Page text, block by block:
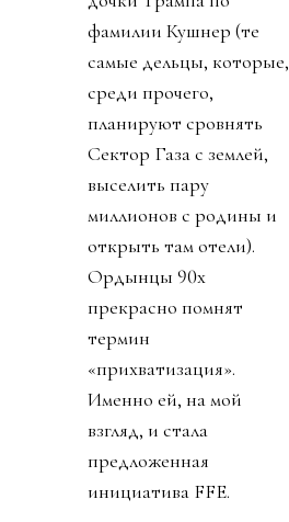
фамилии Кушнер (те
самые дельцы, которые,
среди прочего,
планируют сровнять
Сектор Газа с землей,
выселить пару
миллионов с родины и
открыть там отели).
Ордынцы 90х
прекрасно помнят
термин
«прихватизация».
Именно ей, на мой
взгляд, и стала
предложенная
инициатива FFE.